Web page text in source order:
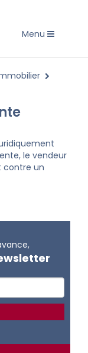
Toggle
Menu
le vendeur
contre un